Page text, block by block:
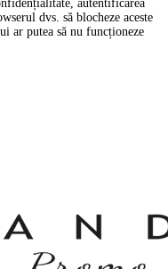
autentificarea
dvs. să blocheze aceste
ar putea să nu funcționeze